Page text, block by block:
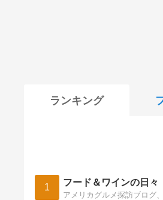
ランキング
1 フード＆ワインの日々
アメリカグルメ探訪ブログ